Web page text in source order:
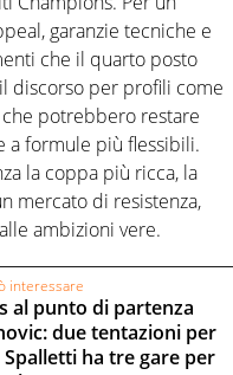
garanzie tecniche e
che il quarto posto
discorso per profili come
potrebbero restare
a formule più flessibili.
la coppa più ricca, la
mercato di resistenza,
ambizioni vere.
interessare
al punto di partenza
due tentazioni per
Spalletti ha tre gare per